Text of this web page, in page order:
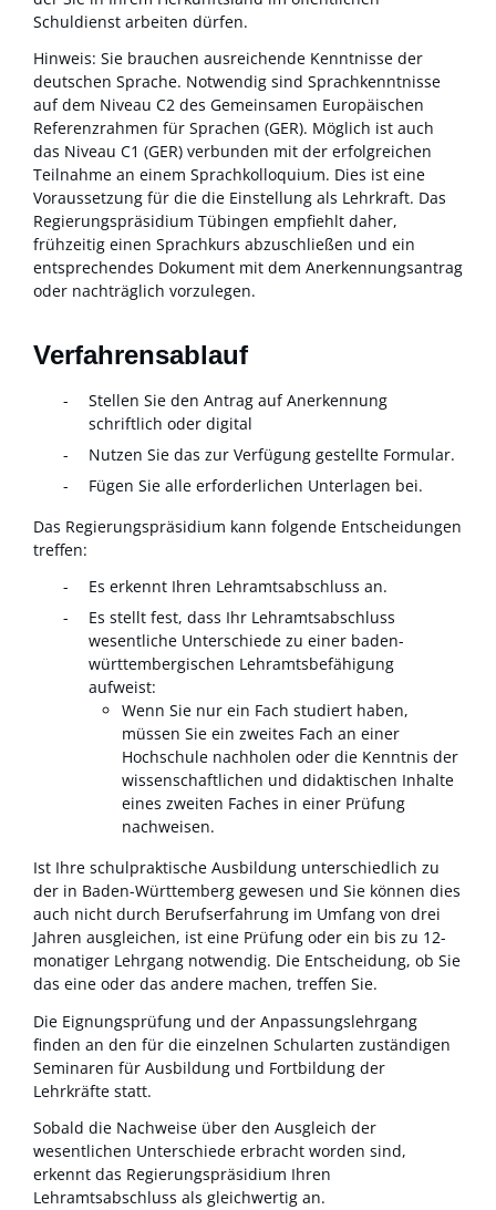
Schuldienst arbeiten dürfen.
Hinweis: Sie brauchen ausreichende Kenntnisse der
deutschen Sprache. Notwendig sind Sprachkenntnisse
auf dem Niveau C2 des Gemeinsamen Europäischen
Referenzrahmen für Sprachen (GER). Möglich ist auch
das Niveau C1 (GER) verbunden mit der erfolgreichen
Teilnahme an einem Sprachkolloquium. Dies ist eine
Voraussetzung für die die Einstellung als Lehrkraft. Das
Regierungspräsidium Tübingen empfiehlt daher,
frühzeitig einen Sprachkurs abzuschließen und ein
entsprechendes Dokument mit dem Anerkennungsantrag
oder nachträglich vorzulegen.
Verfahrensablauf
Stellen Sie den Antrag auf Anerkennung
schriftlich oder digital
Nutzen Sie das zur Verfügung gestellte Formular.
Fügen Sie alle erforderlichen Unterlagen bei.
Das Regierungspräsidium kann folgende Entscheidungen
treffen:
Es erkennt Ihren Lehramtsabschluss an.
Es stellt fest, dass Ihr Lehramtsabschluss
wesentliche Unterschiede zu einer baden-
württembergischen Lehramtsbefähigung
aufweist:
Wenn Sie nur ein Fach studiert haben,
müssen Sie ein zweites Fach an einer
Hochschule nachholen oder die Kenntnis der
wissenschaftlichen und didaktischen Inhalte
eines zweiten Faches in einer Prüfung
nachweisen.
Ist Ihre schulpraktische Ausbildung unterschiedlich zu
der in Baden-Württemberg gewesen und Sie können dies
auch nicht durch Berufserfahrung im Umfang von drei
Jahren ausgleichen, ist eine Prüfung oder ein bis zu 12-
monatiger Lehrgang notwendig. Die Entscheidung, ob Sie
das eine oder das andere machen, treffen Sie.
Die Eignungsprüfung und der Anpassungslehrgang
finden an den für die einzelnen Schularten zuständigen
Seminaren für Ausbildung und Fortbildung der
Lehrkräfte statt.
Sobald die Nachweise über den Ausgleich der
wesentlichen Unterschiede erbracht worden sind,
erkennt das Regierungspräsidium Ihren
Lehramtsabschluss als gleichwertig an.